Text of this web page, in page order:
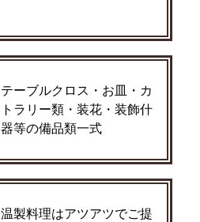
テーブルクロス・お皿・カ
トラリー類・装花・装飾什
器等の備品類一式
温製料理はアツアツでご提